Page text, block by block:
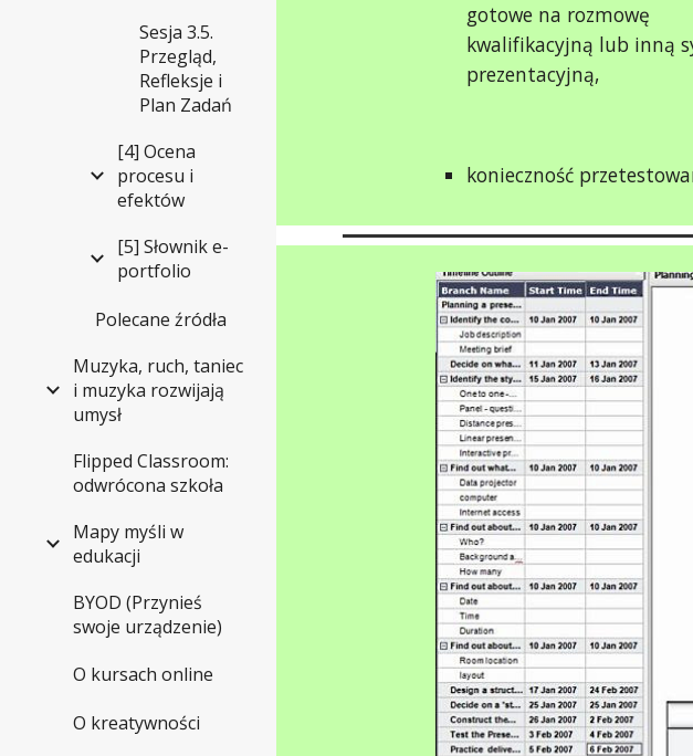
Sesja 3.5.
Przegląd,
Refleksje i
Plan Zadań
[4] Ocena
procesu i
efektów
[5] Słownik e-
portfolio
Polecane źródła
Muzyka, ruch, taniec
i muzyka rozwijają
umysł
Flipped Classroom:
odwrócona szkoła
Mapy myśli w
edukacji
BYOD (Przynieś
swoje urządzenie)
O kursach online
O kreatywności
gotowe na rozmowę
kwalifikacyjną lub inną
prezentacyjną,
konieczność